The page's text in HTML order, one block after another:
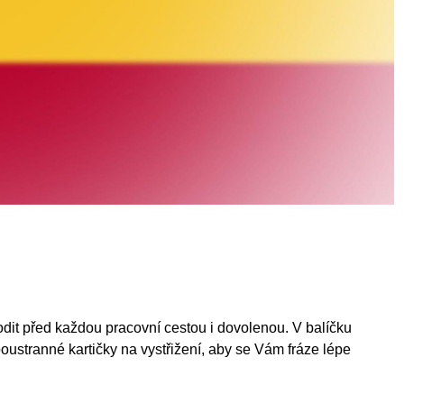
před každou pracovní cestou i dovolenou. V balíčku
kartičky na vystřižení, aby se Vám fráze lépe